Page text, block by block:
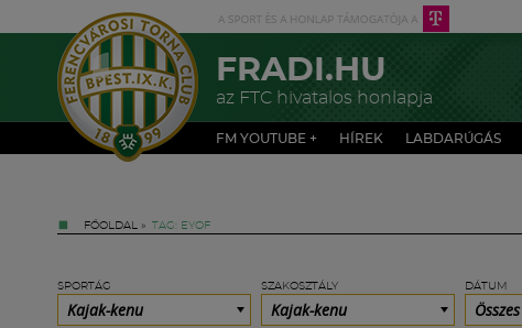
FRADI.HU
az FTC hivatalos honlapja
FM YOUTUBE + HÍREK LABDARÚGÁS
FŐOLDAL » TAG: EYOF
SPORTÁG
Kajak-kenu
SZAKOSZTÁLY
Kajak-kenu
DÁTUM
Összes